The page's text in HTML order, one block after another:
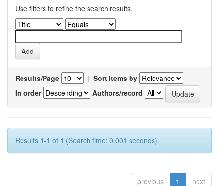
Use filters to refine the search results.
Results/Page | Sort items by
In order
Authors/record
Results 1-1 of 1 (Search time: 0.001 seconds).
previous 1 next